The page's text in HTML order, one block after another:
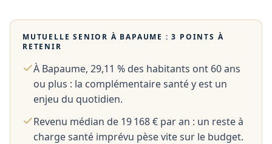
MUTUELLE SENIOR À BAPAUME : 3 POINTS À
RETENIR
À Bapaume, 29,11 % des habitants ont 60 ans
ou plus : la complémentaire santé y est un
enjeu du quotidien.
Revenu médian de 19 168 € par an : un reste à
charge santé imprévu pèse vite sur le budget.